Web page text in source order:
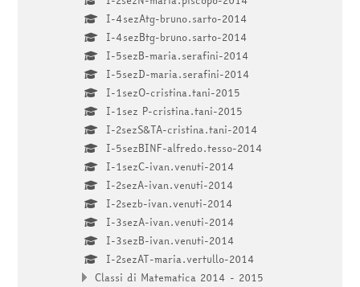
I-4sezAtg-bruno.sarto-2014
I-4sezBtg-bruno.sarto-2014
I-5sezB-maria.serafini-2014
I-5sezD-maria.serafini-2014
I-1sezO-cristina.tani-2015
I-1sez P-cristina.tani-2015
I-2sezS&TA-cristina.tani-2014
I-5sezBINF-alfredo.tesso-2014
I-1sezC-ivan.venuti-2014
I-2sezA-ivan.venuti-2014
I-2sezb-ivan.venuti-2014
I-3sezA-ivan.venuti-2014
I-3sezB-ivan.venuti-2014
I-2sezAT-maria.vertullo-2014
Classi di Matematica 2014 - 2015